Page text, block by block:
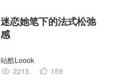
迷恋她笔下的法式松弛
感
站酷Loook
2215
159